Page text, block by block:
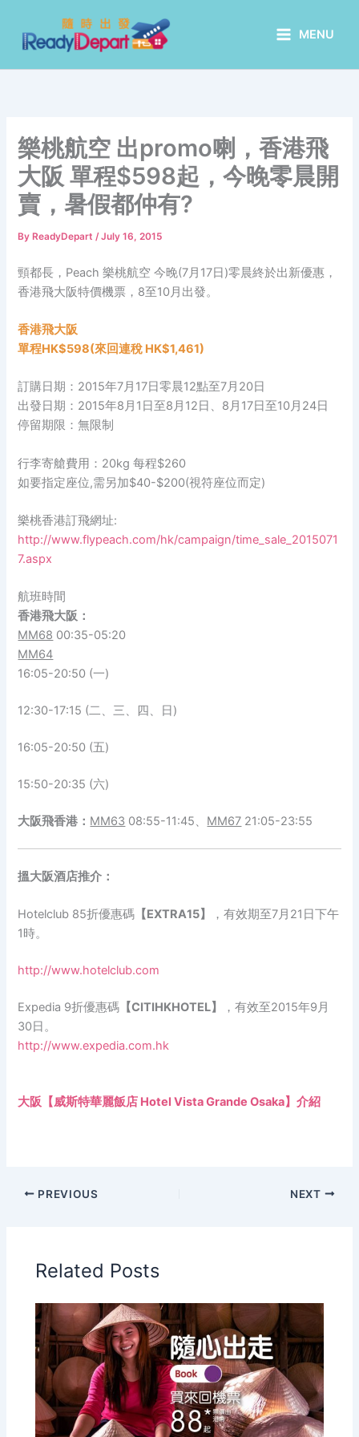
content
MENU
樂桃航空 出promo喇，香港飛
大阪 單程$598起，今晚零晨開
賣，暑假都仲有?
By ReadyDepart/July 16, 2015
頸都長，Peach 樂桃航空 今晚(7月17日)零晨終於出新優惠，
香港飛大阪特價機票，8至10月出發。
香港飛大阪
單程HK$598(來回連稅 HK$1,461)
訂購日期：2015年7月17日零晨12點至7月20日
出發日期：2015年8月1日至8月12日、8月17日至10月24日
停留期限：無限制
行李寄艙費用：20kg 每程$260
如要指定座位,需另加$40-$200(視符座位而定)
樂桃香港訂飛網址:
http://www.flypeach.com/hk/campaign/time_sale_2015071
7.aspx
航班時間
香港飛大阪：
MM68 00:35-05:20
MM64
16:05-20:50 (一)
12:30-17:15 (二、三、四、日)
16:05-20:50 (五)
15:50-20:35 (六)
大阪飛香港： MM63 08:55-11:45、 MM67 21:05-23:55
搵大阪酒店推介：
Hotelclub 85折優惠碼 【EXTRA15】
，有效期至7月21日下午
1時。
http://www.hotelclub.com
Expedia 9折優惠碼 【CITIHKHOTEL】
，有效至2015年9月
30日。
http://www.expedia.com.hk
大阪【威斯特華麗飯店 Hotel Vista Grande Osaka】介紹
PREVIOUS NEXT
Related Posts